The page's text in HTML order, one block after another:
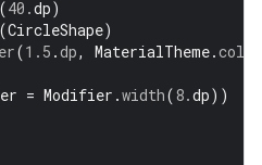
(40.dp)
(CircleShape)
(1.5 .dp, MaterialTheme.
= Modifier .width(8.dp))